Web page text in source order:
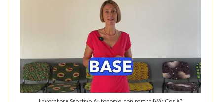
Lavoratore Sportivo Autonomo, con partita IVA: Cos'è?